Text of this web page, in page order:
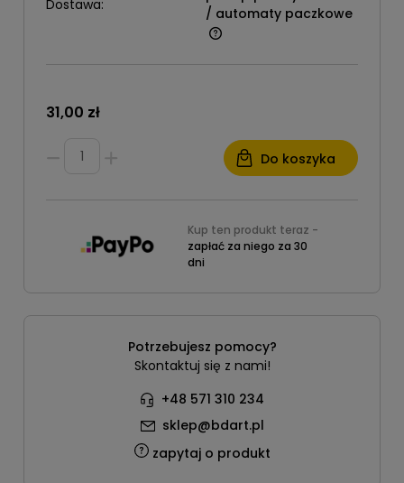
Dostawa:
/ automaty paczkowe
31,00 zł
Do koszyka
Kup ten produkt teraz -
zapłać za niego za 30
dni
Potrzebujesz pomocy?
Skontaktuj się z nami!
+48 571 310 234
sklep@bdart.pl
zapytaj o produkt